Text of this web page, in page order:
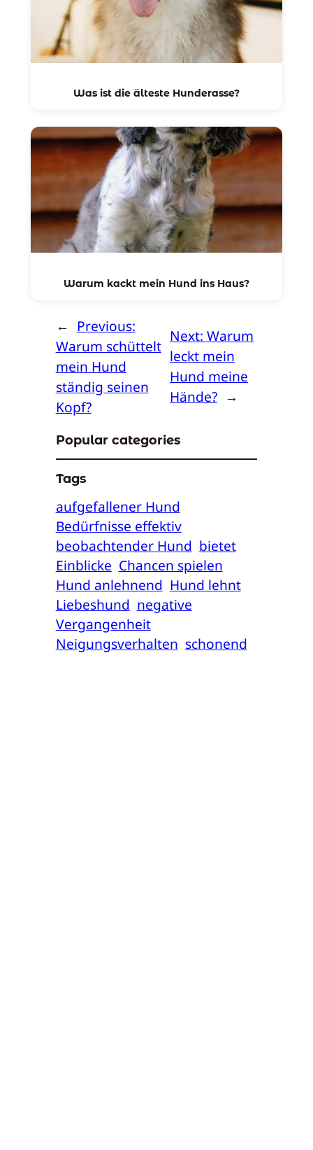
Was ist die älteste Hunderasse?
Warum kackt mein Hund ins Haus?
← Previous:
Warum schüttelt
mein Hund
ständig seinen
Kopf?
Next: Warum
leckt mein
Hund meine
Hände? →
Popular categories
Tags
aufgefallener Hund
Bedürfnisse effektiv
beobachtender Hund bietet
Einblicke Chancen spielen
Hund anlehnend Hund lehnt
Liebeshund negative
Vergangenheit
Neigungsverhalten schonend